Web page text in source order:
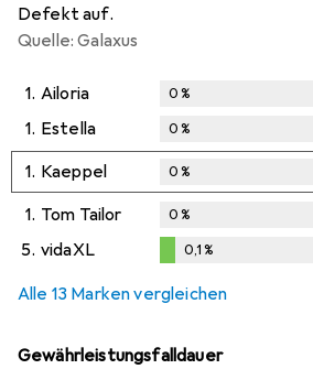
Defekt auf.
Quelle: Galaxus
1. Ailoria 0%
1. Estella 0%
1. Kaeppel 0%
1. Tom Tailor 0%
5. vidaXL 0,1%
Alle 13 Marken vergleichen
Gewährleistungsfalldauer